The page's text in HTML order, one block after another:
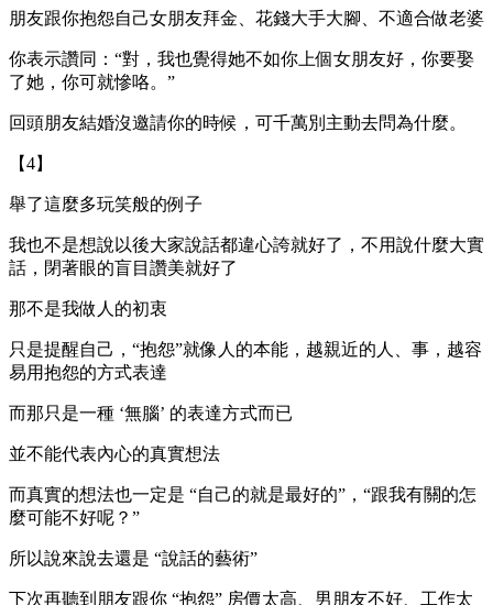
朋友跟你抱怨自己女朋友拜金、花錢大手大腳、不適合做老婆
你表示讚同：“對，我也覺得她不如你上個女朋友好，你要娶
了她，你可就慘咯。”
回頭朋友結婚沒邀請你的時候，可千萬別主動去問為什麼。
【4】
舉了這麼多玩笑般的例子
我也不是想說以後大家說話都違心誇就好了，不用說什麼大實
話，閉著眼的盲目讚美就好了
那不是我做人的初衷
只是提醒自己，“抱怨”就像人的本能，越親近的人、事，越容
易用抱怨的方式表達
而那只是一種 ‘無腦’ 的表達方式而已
並不能代表內心的真實想法
而真實的想法也一定是 “自己的就是最好的”，“跟我有關的怎
麼可能不好呢？”
所以說來說去還是 “說話的藝術”
下次再聽到朋友跟你 “抱怨” 房價太高、男朋友不好、工作太